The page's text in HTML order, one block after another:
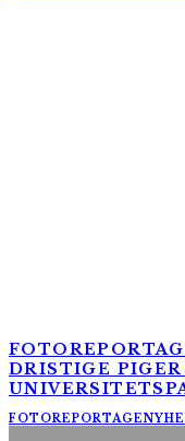
DRISTIGE PIGER
FOTOREPORTAGE